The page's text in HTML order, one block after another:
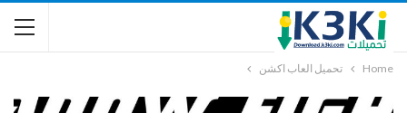
Home تحميل العاب اكشن